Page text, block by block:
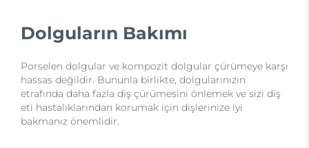
Dolguların Bakımı
Porselen dolgular ve kompozit dolgular çürümeye karşı
hassas değildir. Bununla birlikte, dolgularınızın
etrafında daha fazla diş çürümesini önlemek ve sizi diş
eti hastalıklarından korumak için dişlerinize iyi
bakmanız önemlidir.